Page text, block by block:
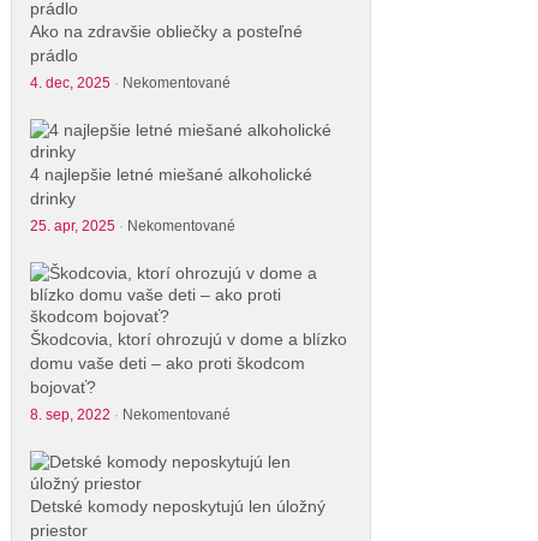
Ako na zdravšie obliečky a posteľné
prádlo
4. dec, 2025· Nekomentované
4 najlepšie letné miešané alkoholické
drinky
25. apr, 2025· Nekomentované
Škodcovia, ktorí ohrozujú v dome a blízko
domu vaše deti – ako proti škodcom
bojovať?
8. sep, 2022 · Nekomentované
Detské komody neposkytujú len úložný
priestor